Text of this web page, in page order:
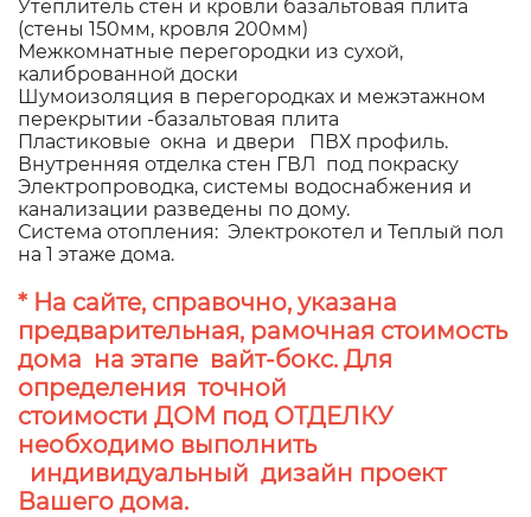
Утеплитель стен и кровли базальтовая плита
(стены 150мм, кровля 200мм)
Межкомнатные перегородки из сухой,
калиброванной доски
Шумоизоляция в перегородках и межэтажном
перекрытии -базальтовая плита
Пластиковые окна и двери ПВХ профиль.
Внутренняя отделка стен ГВЛ под покраску
Электропроводка, системы водоснабжения и
канализации разведены по дому.
Система отопления: Электрокотел и Теплый пол
на 1 этаже дома.
* На сайте, справочно, указана
предварительная, рамочная стоимость
дома на этапе вайт-бокс. Для
определения точной
стоимости ДОМ под ОТДЕЛКУ
необходимо выполнить
индивидуальный дизайн проект
Вашего дома.